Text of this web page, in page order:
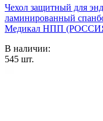
Чехол защитный для
ламинированный
Медикал НПП
В наличии:
545 шт.